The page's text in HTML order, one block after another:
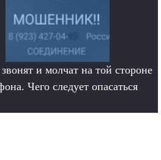
и молчат на той стороне
Чего следует опасаться